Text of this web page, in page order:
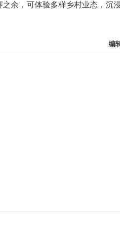
余，可体验多样乡村业态，沉
编